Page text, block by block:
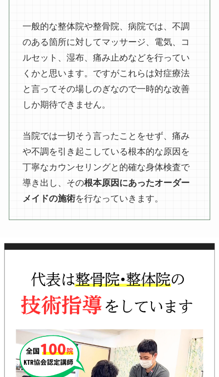
一般的な整体院や整骨院、病院では、不調
のある箇所に対してマッサージ、電気、コ
ルセット、湿布、痛み止めなどを行ってい
くかと思います。ですがこれらは対症療法
と言ってその場しのぎなので一時的な改善
しか期待できません。
当院では一切そう言ったことをせず、痛み
や不調を引き起こしている根本的な原因を
丁寧なカウンセリングと的確な身体検査で
導き出し、その根本原因にあったオーダー
メイドの施術を行なっていきます。